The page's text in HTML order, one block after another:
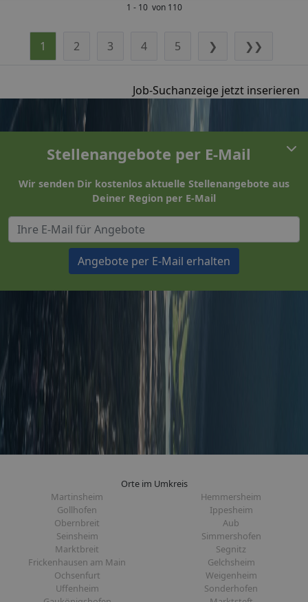
1 - 10 von 110
1 2 3 4 5 ❯ ❯❯
Job-Suchanzeige jetzt inserieren
Stellenangebote per E-Mail
Wir senden Dir kostenlos aktuelle Stellenangebote aus
Deiner Region per E-Mail
Angebote per E-Mail erhalten
Orte im Umkreis
Martinsheim
Hemmersheim
Gollhofen
Ippesheim
Obernbreit
Aub
Seinsheim
Simmershofen
Marktbreit
Segnitz
Frickenhausen am Main
Gelchsheim
Ochsenfurt
Weigenheim
Uffenheim
Sonderhofen